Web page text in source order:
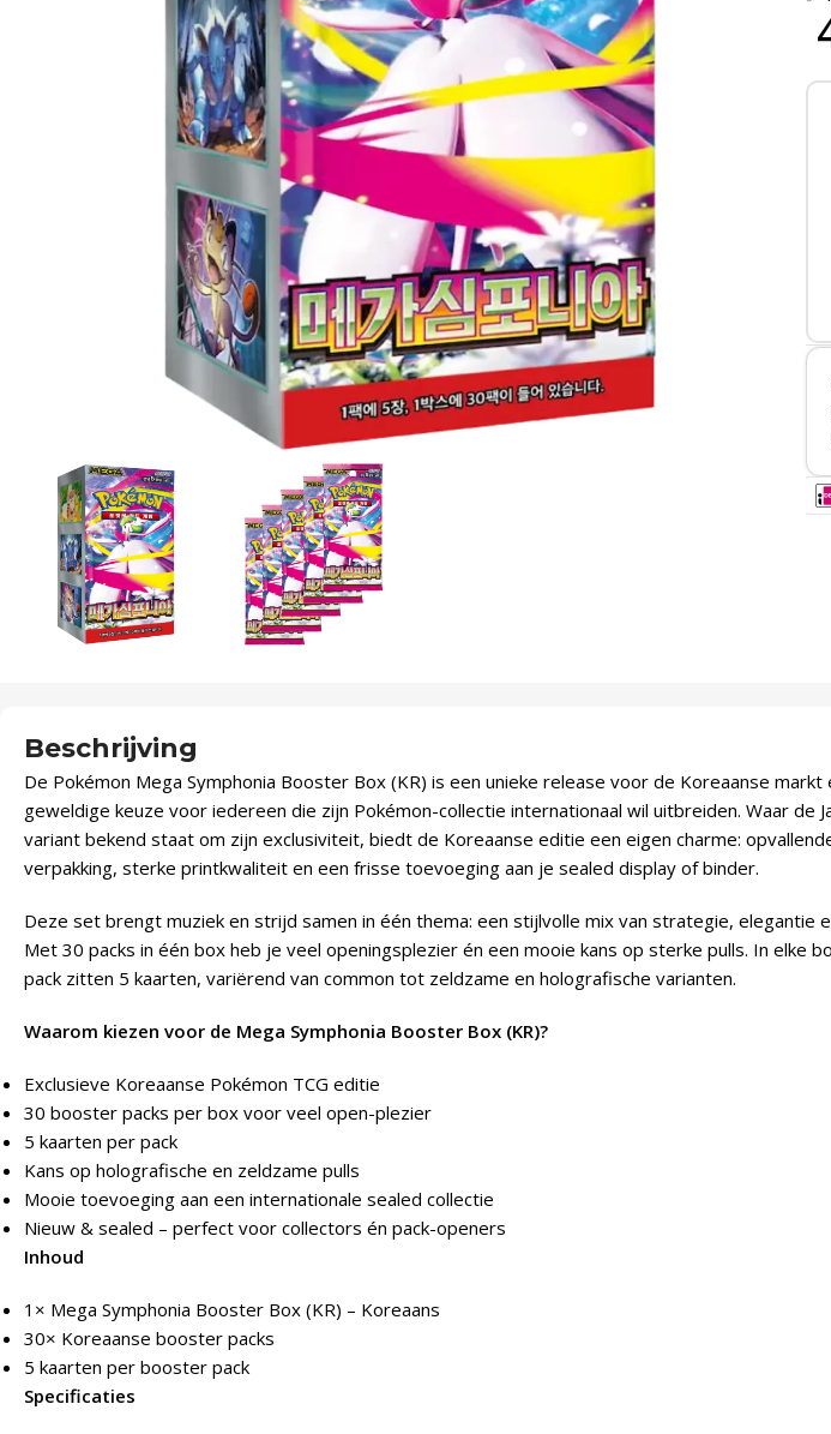
Beschrijving
De Pokémon Mega Symphonia Booster Box (KR) is een unieke release voor de Koreaanse markt
geweldige keuze voor iedereen die zijn Pokémon-collectie internationaal wil uitbreiden. Waar de
variant bekend staat om zijn exclusiviteit, biedt de Koreaanse editie een eigen charme:
verpakking, sterke printkwaliteit en een frisse toevoeging aan je sealed display of binder.
Deze set brengt muziek en strijd samen in één thema: een stijlvolle mix van strategie, elegantie
Met 30 packs in één box heb je veel openingsplezier én een mooie kans op sterke pulls. In elke
pack zitten 5 kaarten, variërend van common tot zeldzame en holografische varianten.
Waarom kiezen voor de Mega Symphonia Booster Box (KR)?
Exclusieve Koreaanse Pokémon TCG editie
30 booster packs per box voor veel open-plezier
5 kaarten per pack
Kans op holografische en zeldzame pulls
Mooie toevoeging aan een internationale sealed collectie
Nieuw & sealed – perfect voor collectors én pack-openers
Inhoud
1× Mega Symphonia Booster Box (KR) – Koreaans
30× Koreaanse booster packs
5 kaarten per booster pack
Specificaties